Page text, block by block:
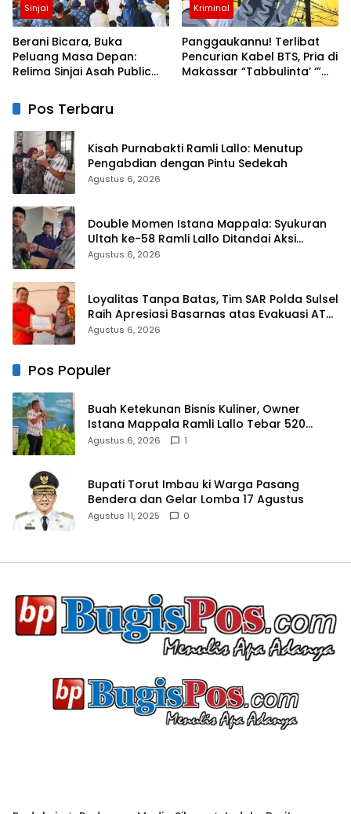
Sinjai
Berani Bicara, Buka
Peluang Masa Depan:
Relima Sinjai Asah Public
Nurul Izzah Kalamisu
Kriminal
Panggaukannu! Terlibat
Pencurian Kabel BTS, Pria di
Makassar “Tabbulinta’ ‘”
Pos Terbaru
Kisah Purnabakti Ramli Lallo: Menutup
Pengabdian dengan Pintu Sedekah
Agustus 6, 2026
Double Momen Istana Mappala: Syukuran
Ultah ke-58 Ramli Lallo Ditandai Aksi
Berbagi Rumah Ibadah
Agustus 6, 2026
Loyalitas Tanpa Batas, Tim SAR Polda Sulsel
Raih Apresiasi Basarnas atas Evakuasi ATR
42
Agustus 6, 2026
Pos Populer
Buah Ketekunan Bisnis Kuliner, Owner
Istana Mappala Ramli Lallo Tebar 520
Paket Sembako di Gowa
Agustus 6, 2026 1
Bupati Torut Imbau ki Warga Pasang
Bendera dan Gelar Lomba 17 Agustus
Agustus 11, 2025 0